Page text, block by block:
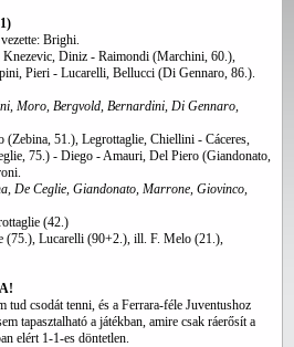
Brighi.
Knezevic, Diniz - Raimondi (Marchini, 60.),
Pieri - Lucarelli, Bellucci (Di Gennaro, 86.).
Moro, Bergvold, Bernardini, Di Gennaro,
(Zebina, 51.), Legrottaglie, Chiellini - Cáceres,
75.) - Diego - Amauri, Del Piero (Giandonato,
De Ceglie, Giandonato, Marrone, Giovinco,
(42.)
(75.), Lucarelli (90+2.), ill. F. Melo (21.),
tud csodát tenni, és a Ferrara-féle Juventushoz
tapasztalható a játékban, amire csak ráerősít a
elért 1-1-es döntetlen.